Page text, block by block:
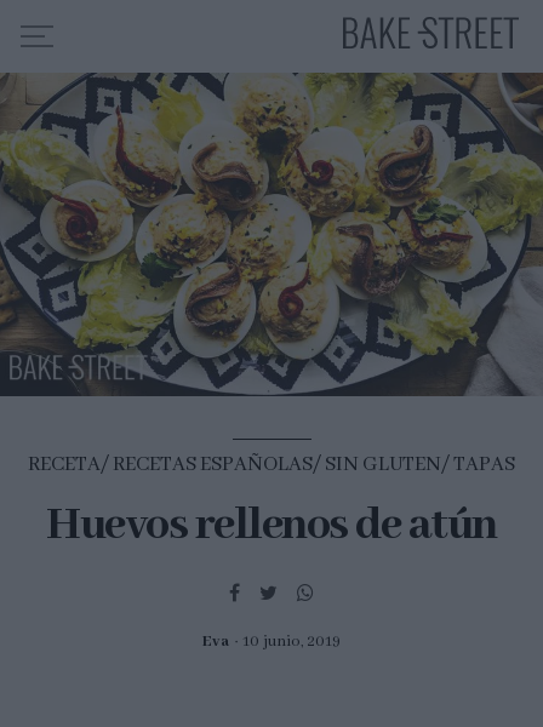
HOME
INDICE DE RECETAS
COLABORO CON
SOBRE MÍ
MIS CURSOS
CONTACTO
ES EN
RECETA RECETAS ESPAÑOLAS SIN GLUTEN TAPAS
Huevos rellenos de atún
Eva 10 junio, 2019